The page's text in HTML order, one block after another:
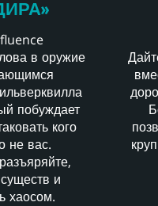
в оружие
побуждает
кого
не вас.
и
хаосом.